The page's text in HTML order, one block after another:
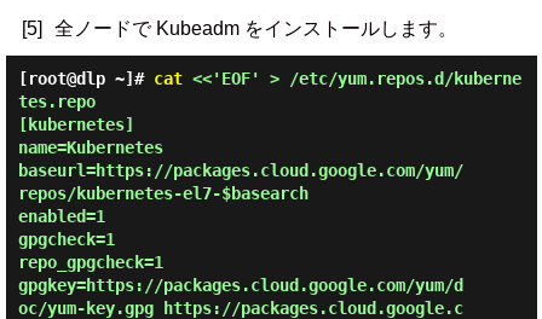
[5] 全ノードで Kubeadm をインストールします。
[root@dlp ~]# cat<<'EOF' > /etc/yum.repos.d/kuberne
tes.repo
[kubernetes]
name=Kubernetes
baseurl=https://packages.cloud.google.com/yum/
repos/kubernetes-el7-$basearch
enabled=1
gpgcheck=1
repo_gpgcheck=1
gpgkey=https://packages.cloud.google.com/yum/d
oc/yum-key.gpg https://packages.cloud.google.c